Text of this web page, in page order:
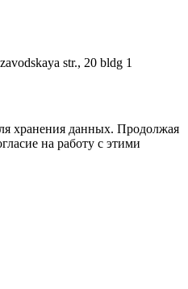
str., 20 bldg 1
хранения данных. Продолжая
на работу с этими